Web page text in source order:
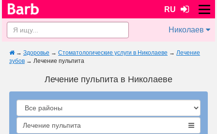
RU
Николаев
→ Здоровье → Стоматологические услуги в Николаеве → Лечение
зубов → Лечение пульпита
Лечение пульпита в Николаеве
Лечение пульпита